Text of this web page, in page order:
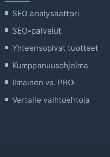
SEO analysaattori
SEO-palvelut
Yhteensopivat tuotteet
Kumppanuusohjelma
Ilmainen vs. PRO
Vertaile vaihtoehtoja